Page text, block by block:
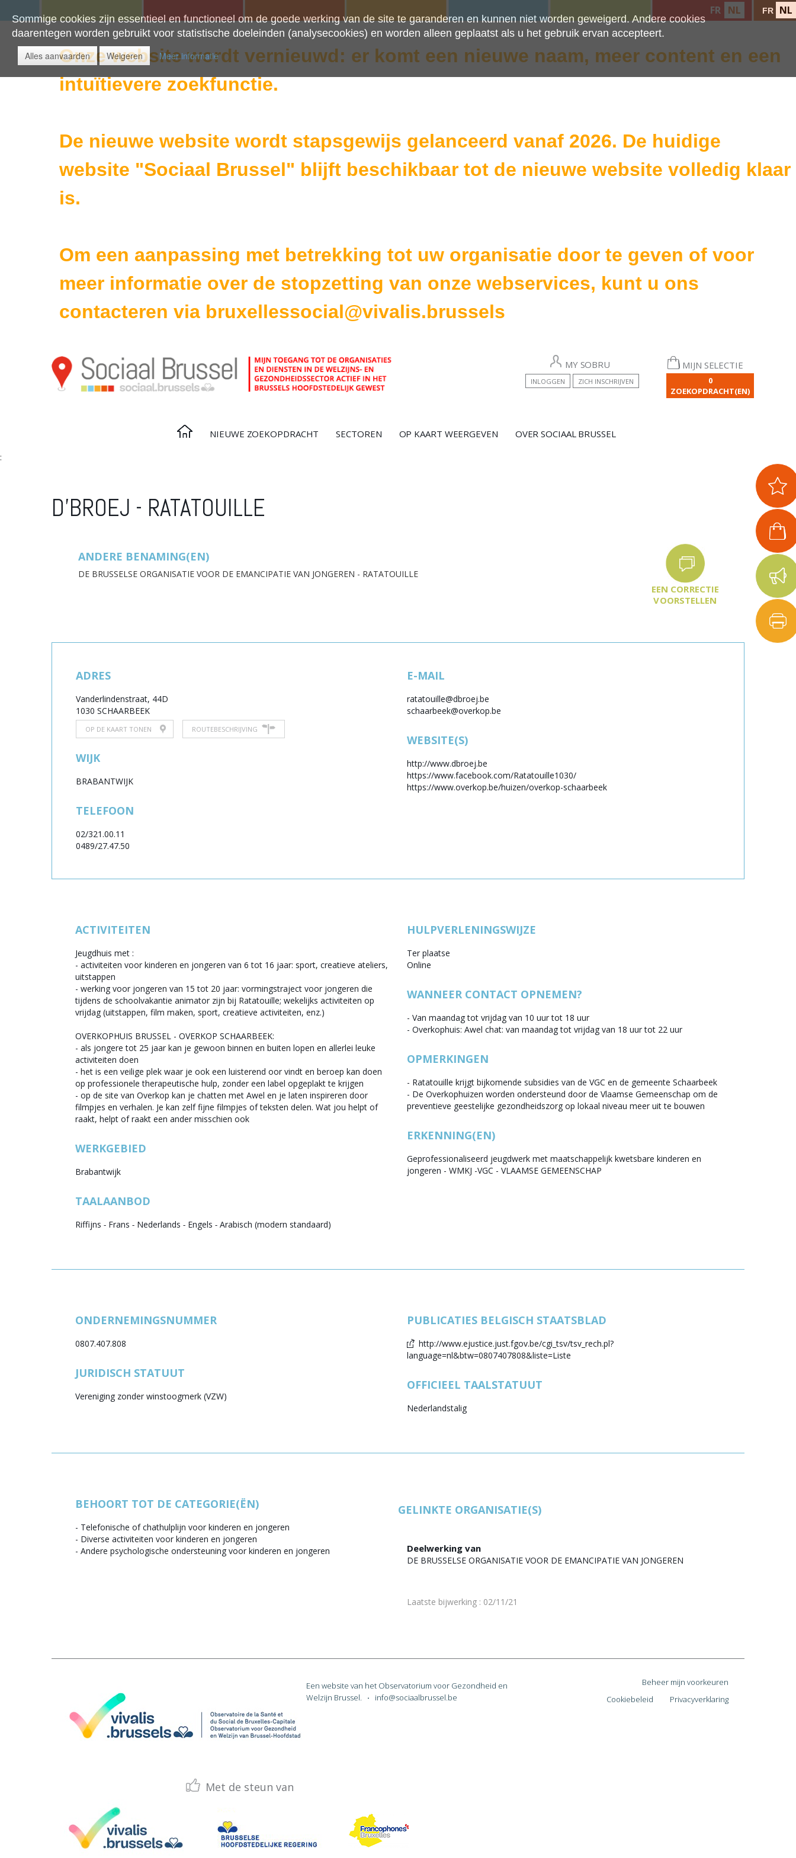
FR NL
Sommige cookies zijn essentieel en functioneel om de goede werking van de site te garanderen en kunnen niet worden geweigerd. Andere cookies
daarentegen worden gebruikt voor statistische doeleinden (analysecookies) en worden alleen geplaatst als u het gebruik ervan accepteert.
Alles aanvaarden
Weigeren Meer informatie
FR NL
Onze website wordt vernieuwd: er komt een nieuwe naam, meer content en een
intuïtievere zoekfunctie.
De nieuwe website wordt stapsgewijs gelanceerd vanaf 2026. De huidige
website "Sociaal Brussel" blijft beschikbaar tot de nieuwe website volledig klaar
is.
Om een aanpassing met betrekking tot uw organisatie door te geven of voor
meer informatie over de stopzetting van onze webservices, kunt u ons
contacteren via bruxellessocial@vivalis.brussels
MY SOBRU
INLOGGEN ZICH INSCHRIJVEN
MIJN SELECTIE
0
ZOEKOPDRACHT(EN)
NIEUWE ZOEKOPDRACHT SECTOREN OP KAART WEERGEVEN OVER SOCIAAL BRUSSEL
:
D'BROEJ - RATATOUILLE
ANDERE BENAMING(EN)
DE BRUSSELSE ORGANISATIE VOOR DE EMANCIPATIE VAN JONGEREN - RATATOUILLE
EEN CORRECTIE
VOORSTELLEN
ADRES
Vanderlindenstraat, 44D
1030 SCHAARBEEK
OP DE KAART TONEN ROUTEBESCHRIJVING
WIJK
BRABANTWIJK
TELEFOON
02/321.00.11
0489/27.47.50
E-MAIL
ratatouille@dbroej.be
schaarbeek@overkop.be
WEBSITE(S)
http://www.dbroej.be
https://www.facebook.com/Ratatouille1030/
https://www.overkop.be/huizen/overkop-schaarbeek
ACTIVITEITEN
Jeugdhuis met :
- activiteiten voor kinderen en jongeren van 6 tot 16 jaar: sport, creatieve ateliers,
uitstappen
- werking voor jongeren van 15 tot 20 jaar: vormingstraject voor jongeren die
tijdens de schoolvakantie animator zijn bij Ratatouille; wekelijks activiteiten op
vrijdag (uitstappen, film maken, sport, creatieve activiteiten, enz.)
OVERKOPHUIS BRUSSEL - OVERKOP SCHAARBEEK:
- als jongere tot 25 jaar kan je gewoon binnen en buiten lopen en allerlei leuke
activiteiten doen
- het is een veilige plek waar je ook een luisterend oor vindt en beroep kan doen
op professionele therapeutische hulp, zonder een label opgeplakt te krijgen
- op de site van Overkop kan je chatten met Awel en je laten inspireren door
filmpjes en verhalen. Je kan zelf fijne filmpjes of teksten delen. Wat jou helpt of
raakt, helpt of raakt een ander misschien ook
WERKGEBIED
Brabantwijk
TAALAANBOD
Riffijns - Frans - Nederlands - Engels - Arabisch (modern standaard)
HULPVERLENINGSWIJZE
Ter plaatse
Online
WANNEER CONTACT OPNEMEN?
- Van maandag tot vrijdag van 10 uur tot 18 uur
- Overkophuis: Awel chat: van maandag tot vrijdag van 18 uur tot 22 uur
OPMERKINGEN
- Ratatouille krijgt bijkomende subsidies van de VGC en de gemeente Schaarbeek
- De Overkophuizen worden ondersteund door de Vlaamse Gemeenschap om de
preventieve geestelijke gezondheidszorg op lokaal niveau meer uit te bouwen
ERKENNING(EN)
Geprofessionaliseerd jeugdwerk met maatschappelijk kwetsbare kinderen en
jongeren - WMKJ -VGC - VLAAMSE GEMEENSCHAP
ONDERNEMINGSNUMMER
0807.407.808
JURIDISCH STATUUT
Vereniging zonder winstoogmerk (VZW)
PUBLICATIES BELGISCH STAATSBLAD
http://www.ejustice.just.fgov.be/cgi_tsv/tsv_rech.pl?
language=nl&btw=0807407808&liste=Liste
OFFICIEEL TAALSTATUUT
Nederlandstalig
BEHOORT TOT DE CATEGORIE(ËN)
- Telefonische of chathulplijn voor kinderen en jongeren
- Diverse activiteiten voor kinderen en jongeren
- Andere psychologische ondersteuning voor kinderen en jongeren
GELINKTE ORGANISATIE(S)
Deelwerking van
DE BRUSSELSE ORGANISATIE VOOR DE EMANCIPATIE VAN JONGEREN
Laatste bijwerking : 02/11/21
Een website van het Observatorium voor Gezondheid en
Welzijn Brussel.
· info@sociaalbrussel.be
Beheer mijn voorkeuren
Cookiebeleid
Privacyverklaring
Met de steun van